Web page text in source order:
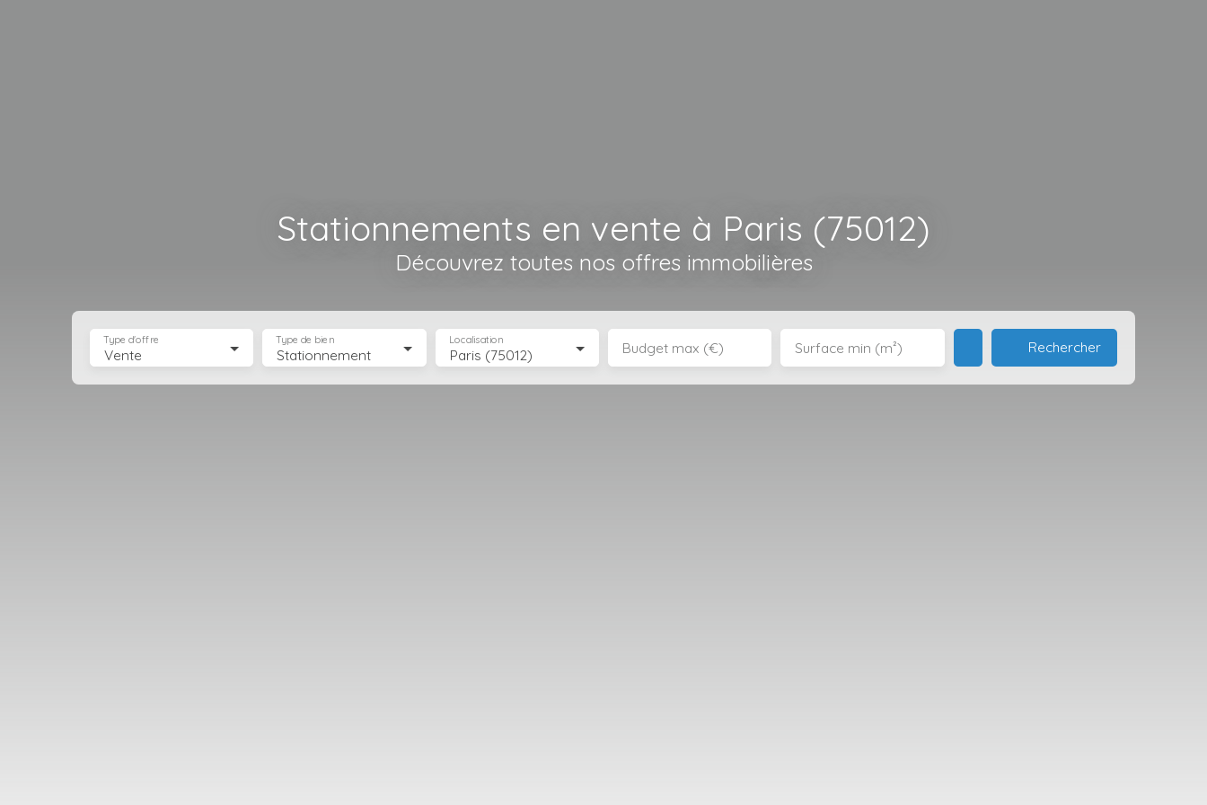
Stationnements en vente à Paris (75012)
Découvrez toutes nos offres immobilières
Vente
Type d'offre
Stationnement
Type de bien
Paris (75012)
Localisation Budget max (€) Surface min (m²) Rechercher